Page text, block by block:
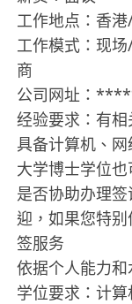
工作地点：香
工作模式：现
商
公司网址：
经验要求：有相
具备计算机、
大学博士学位
是否协助办理
迎，如果您特
签服务
依据个人能力和
学位要求：计